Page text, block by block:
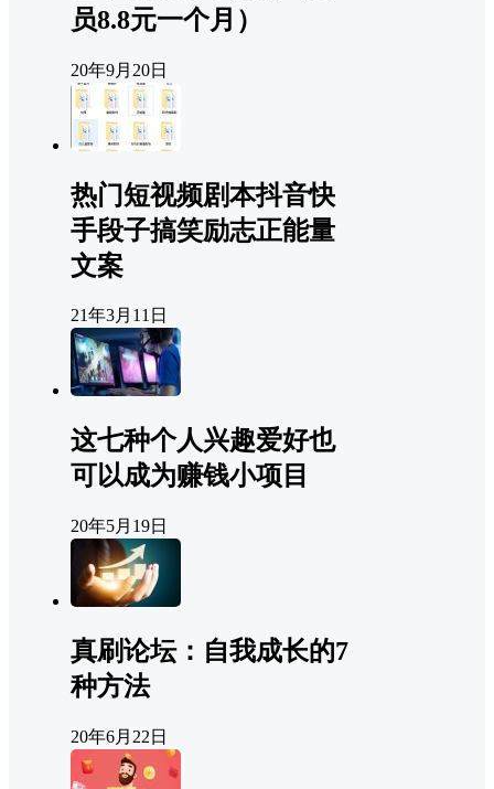
员8.8元一个月）
20年9月20日
热门短视频剧本抖音快
手段子搞笑励志正能量
文案
21年3月11日
这七种个人兴趣爱好也
可以成为赚钱小项目
20年5月19日
真刷论坛：自我成长的7
种方法
20年6月22日